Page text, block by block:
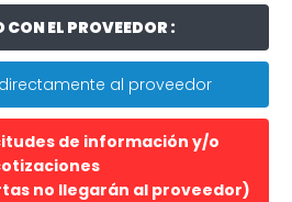
EL PROVEEDOR :
al proveedor
de información y/o
no llegarán al proveedor)